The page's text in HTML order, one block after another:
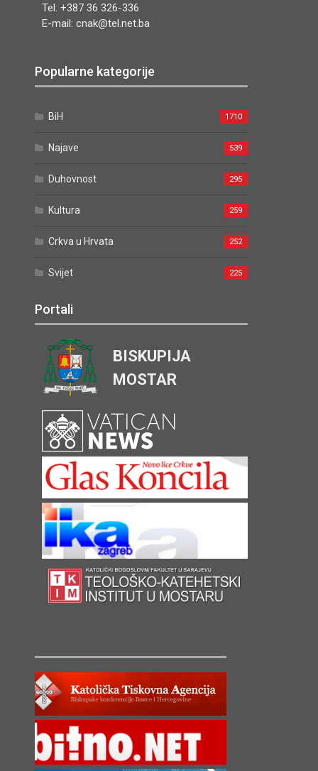
Tel. +387 36 326-336
E-mail: cnak@tel.net.ba
Popularne kategorije
BiH 1710
Najave 539
Duhovnost 295
Kultura 259
Crkva u Hrvata 252
Svijet 225
Portali
BISKUPIJA
MOSTAR